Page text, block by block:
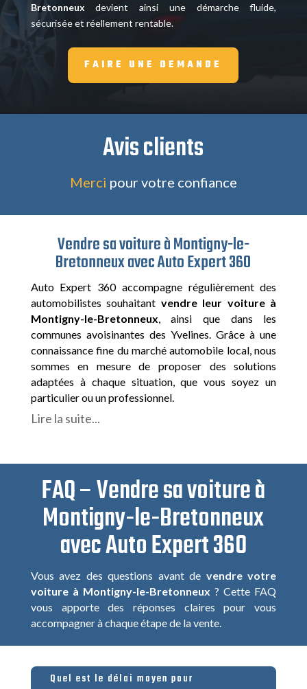
Bretonneux devient ainsi une démarche fluide,
sécurisée et réellement rentable.
FAIRE UNE DEMANDE
Avis clients
Merci pour votre confiance
Vendre sa voiture à Montigny-le-
Bretonneux avec Auto Expert 360
Auto Expert 360 accompagne régulièrement des
automobilistes souhaitant vendre leur voiture à
Montigny-le-Bretonneux , ainsi que dans les
communes avoisinantes des Yvelines. Grâce à une
connaissance fine du marché automobile local, nous
sommes en mesure de proposer des solutions
adaptées à chaque situation, que vous soyez un
particulier ou un professionnel.
Lire la suite...
FAQ – Vendre sa voiture à
Montigny-le-Bretonneux
avec Auto Expert 360
Vous avez des questions avant de vendre votre
voiture à Montigny-le-Bretonneux ? Cette FAQ
vous apporte des réponses claires pour vous
accompagner à chaque étape de la vente.
Quel est le délai moyen pour